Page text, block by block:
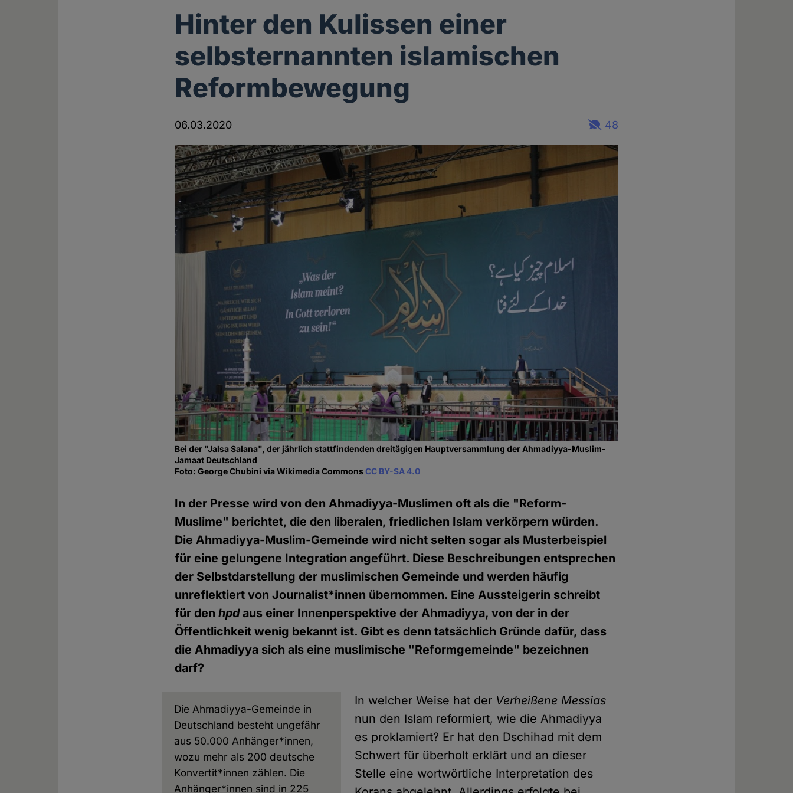
Hinter den Kulissen einer
selbsternannten islamischen
Reformbewegung
06.03.2020 48
Bei der "Jalsa Salana", der jährlich stattfindenden dreitägigen Hauptversammlung der Ahmadiyya-Muslim-
Jamaat Deutschland
Foto: George Chubini via Wikimedia CommonsCC BY-SA 4.0
In der Presse wird von den Ahmadiyya-Muslimen oft als die "Reform-
Muslime" berichtet, die den liberalen, friedlichen Islam verkörpern würden.
Die Ahmadiyya-Muslim-Gemeinde wird nicht selten sogar als Musterbeispiel
für eine gelungene Integration angeführt. Diese Beschreibungen entsprechen
der Selbstdarstellung der muslimischen Gemeinde und werden häufig
unreflektiert von Journalist*innen übernommen. Eine Aussteigerin schreibt
für denhpdaus einer Innenperspektive der Ahmadiyya, von der in der
Öffentlichkeit wenig bekannt ist. Gibt es denn tatsächlich Gründe dafür, dass
die Ahmadiyya sich als eine muslimische "Reformgemeinde" bezeichnen
darf?
Die Ahmadiyya-Gemeinde in
Deutschland besteht ungefähr
aus 50.000 Anhänger*innen,
wozu mehr als 200 deutsche
Konvertit*innen zählen. Die
Anhänger*innen sind in 225
In welcher Weise hat der Verheißene Messias
nun den Islam reformiert, wie die Ahmadiyya
es proklamiert? Er hat den Dschihad mit dem
Schwert für überholt erklärt und an dieser
Stelle eine wortwörtliche Interpretation des